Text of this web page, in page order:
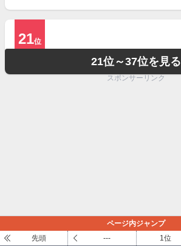
21位
21位～37位を見る
スポンサーリンク
ページ内ジャンプ
先頭
--- 1位